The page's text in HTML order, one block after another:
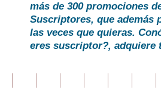
más de 300 promociones
Suscriptores, que además
las veces que quieras.
eres suscriptor?, adquiere